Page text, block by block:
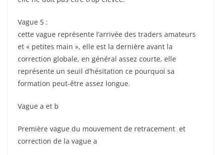
Vague 5 :
cette vague représente l’arrivée des traders amateurs
et « petites main », elle est la dernière avant la
correction globale, en général assez courte, elle
représente un seuil d’hésitation ce pourquoi sa
formation peut-être assez longue.
Vague a et b
Première vague du mouvement de retracement et
correction de la vague a